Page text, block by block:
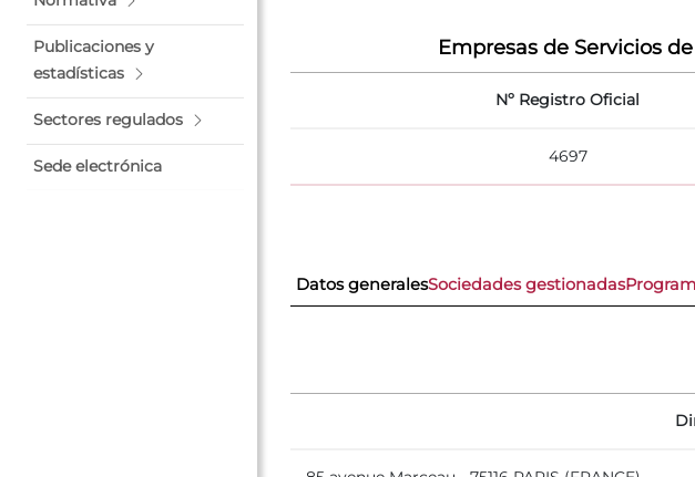
Publicaciones y
estadísticas
Sectores regulados
Sede electrónica
Empresas de Servicios
Nº Registro Oficial
4697
Datos generalesSociedades gestionadas